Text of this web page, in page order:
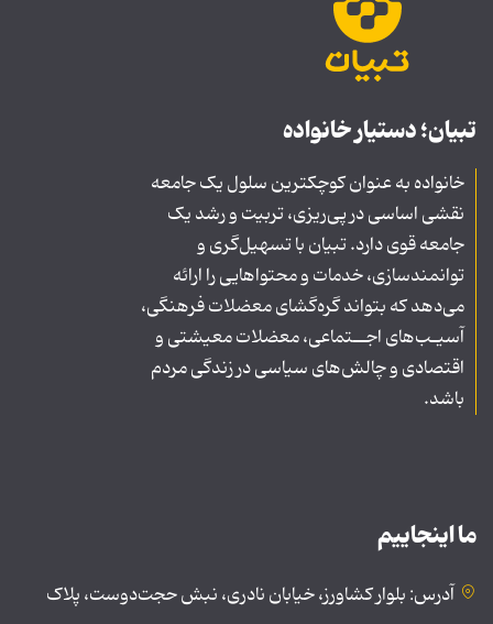
تبیان؛ دستیار خانواده
خانواده به عنوان کوچکترین سلول یک جامعه
نقشی اساسی در پی‌ریزی، تربیت و رشد یک
جامعه قوی دارد. تبیان با تسهیل‌گری و
توانمندسازی، خدمات و محتواهایی را ارائه
می‌دهد که بتواند گره‌گشای معضلات فرهنگی،
آسیـب‌های اجــتماعی، معضلات معیشتی و
اقتصادی و چالش‌های سیاسی در زندگی مردم
باشد.
ما اینجاییم
آدرس: بلوار کشاورز، خیابان نادری، نبش حجت‌دوست، پلاک